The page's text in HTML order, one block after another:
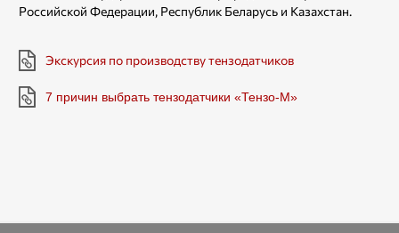
Российской Федерации, Республик Беларусь и Казахстан.
Экскурсия по производству тензодатчиков
7 причин выбрать тензодатчики «Тензо-М»